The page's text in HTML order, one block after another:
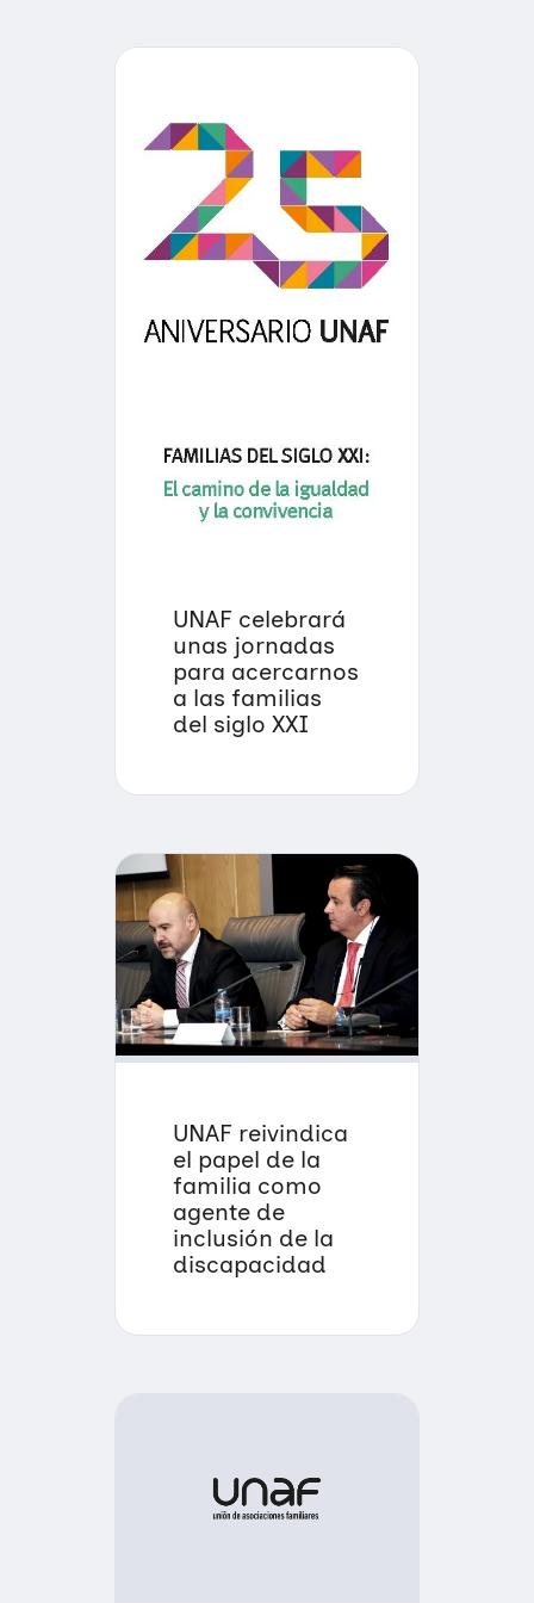
UNAF celebrará
unas jornadas
para acercarnos
a las familias
del siglo XXI
UNAF reivindica
el papel de la
familia como
agente de
inclusión de la
discapacidad